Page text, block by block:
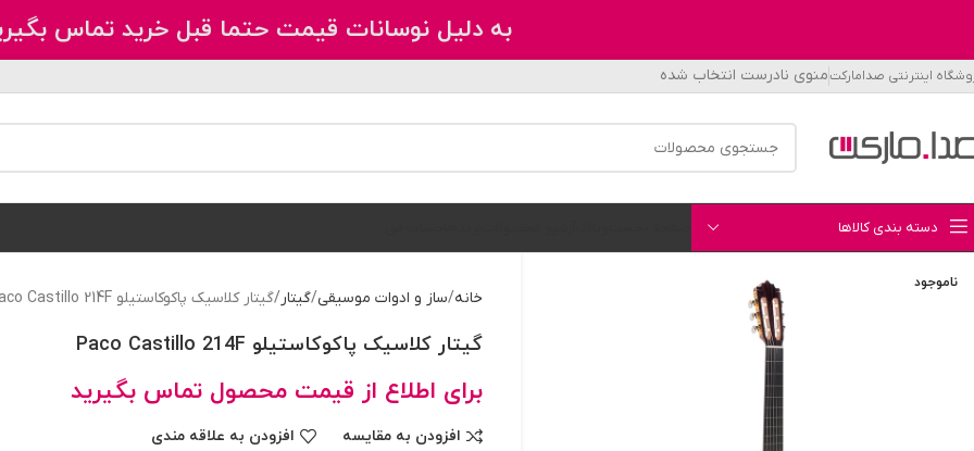
اینترنتی صدامارکتمنوی نادرست انتخاب شده
دسته بندی کالاها
ناموجود
خانه ساز و ادوات موسیقی گیتار گیتار کلاسیک پاکوکاستیلو Paco Castillo 214F
گیتار کلاسیک پاکوکاستیلو Paco Castillo 214F
برای اطلاع از قیمت محصول تماس بگیرید
افزودن به مقایسه افزودن به علاقه مندی
به دلیل نوسانات قیمت حتما قبل خرید تماس